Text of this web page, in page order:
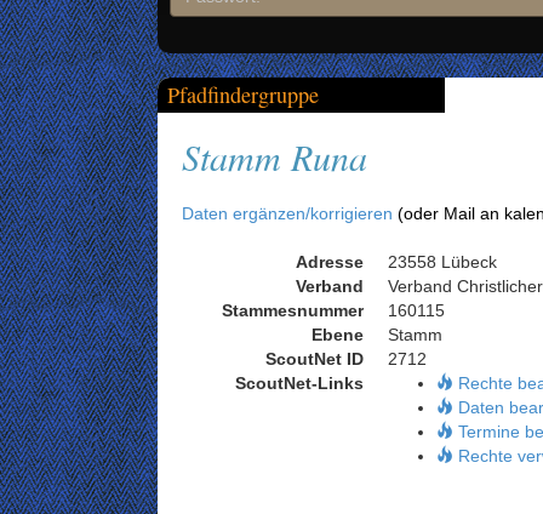
Pfadfindergruppe
Stamm Runa
Daten ergänzen/korrigieren (oder Mail an
Adresse
23558 Lübeck
Verband
Verband
Stammesnummer
160115
Ebene
Stamm
ScoutNet ID
2712
ScoutNet-Links
Rechte
Daten
Termine
Rechte